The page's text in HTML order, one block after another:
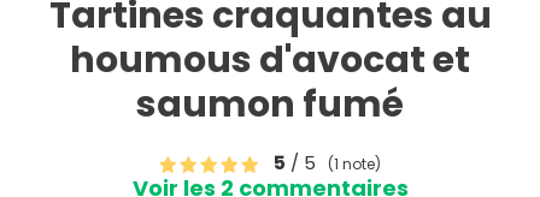
Tartines craquantes au
houmous d'avocat et
saumon fumé
5 / 5 (1 note)
Voir les 2 commentaires